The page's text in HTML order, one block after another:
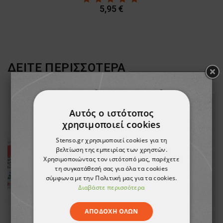
5,95 €
ΔΕΊΤΕ ΠΕΡΙΣΣΌΤΕΡΑ
Αυτός ο ιστότοπος
χρησιμοποιεί cookies
Stenso.gr χρησιμοποιεί cookies για τη
βελτίωση της εμπειρίας των χρηστών.
Χρησιμοποιώντας τον ιστότοπό μας, παρέχετε
τη συγκατάθεσή σας για όλα τα cookies
σύμφωνα με την Πολιτική μας για τα cookies.
Διαβάστε περισσότερα
ΑΠΟΔΟΧΉ ΌΛΩΝ